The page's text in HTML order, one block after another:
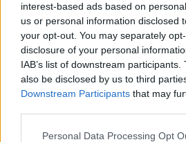
interest-based ads based on
us or personal information disclosed
your opt-out. You may separately
disclosure of your personal
IAB’s list of downstream
also be disclosed by us to third
Downstream Participants that may
Personal Data Processing Opt